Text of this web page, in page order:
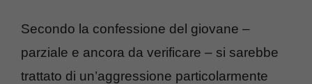
Secondo la confessione del giovane –
parziale e ancora da verificare – si sarebbe
trattato di un’aggressione particolarmente